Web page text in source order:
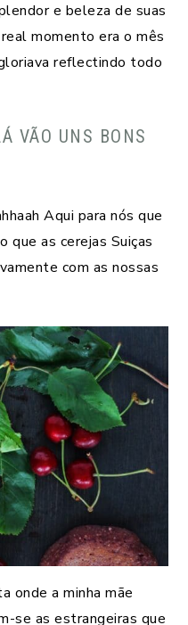
e beleza de suas
momento era o mês
reflectindo todo
VÃO UNS BONS
Aqui para nós que
que as cerejas Suiças
com as nossas
onde a minha mãe
se as estrangeiras que